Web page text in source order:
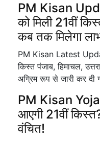
PM Kisan
को मिली 21वीं
कब तक मिलेगा
PM Kisan Latest
किस्त पंजाब, हिमाचल,
अग्रिम रूप से जारी कर
PM Kisan
आएगी 21वीं
वंचित!